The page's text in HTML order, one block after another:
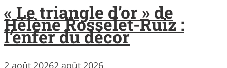
« Le triangle d’or » de
Hélène Rosselet-Ruiz :
l’enfer du décor